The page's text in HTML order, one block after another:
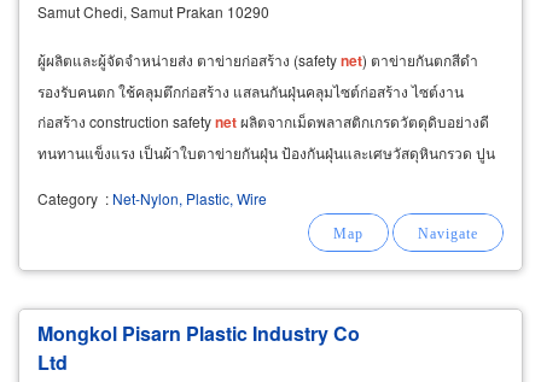
Samut Chedi, Samut Prakan 10290
ผู้ผลิตและผู้จัดจำหน่ายส่ง ตาข่ายก่อสร้าง (safetynet) ตาข่ายกันตกสีดำ
รองรับคนตก ใช้คลุมตึกก่อสร้าง แสลนกันฝุ่นคลุมไซต์ก่อสร้าง ไซต์งาน
ก่อสร้าง construction safetynetผลิตจากเม็ดพลาสติกเกรดวัตดุดิบอย่างดี
ทนทานแข็งแรง เป็นผ้าใบตาข่ายกันฝุ่น ป้องกันฝุ่นและเศษวัสดุหินกรวด ปูน
Category : Net-Nylon, Plastic, Wire
Mongkol Pisarn Plastic Industry Co
Ltd